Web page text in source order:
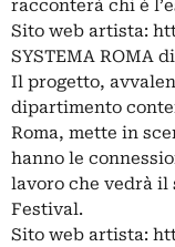
racconterà chi è
Sito web artista:
SYSTEMA ROMA
Il progetto,
dipartimento
Roma, mette in
hanno le
lavoro che vedrà il
Festival.
Sito web artista: